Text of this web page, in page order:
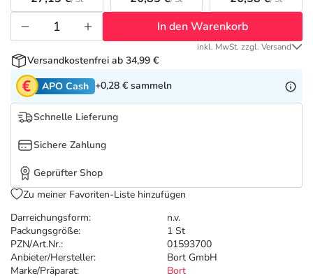
Tierapotheke
Vitamine & Mineralstoffe
Marken
Salus Deals
Darreichungsform:
n.v.
Packungsgröße:
1 St
PZN/Art.Nr.:
01593700
Anbieter/Hersteller:
Bort GmbH
Marke/Präparat:
Bort
In den Warenkorb
inkl. MwSt. zzgl. Versand
Versandkostenfrei ab 34,99 €
APO Cash +0,28 € sammeln
Schnelle Lieferung
Sichere Zahlung
Geprüfter Shop
Zu meiner Favoriten-Liste hinzufügen